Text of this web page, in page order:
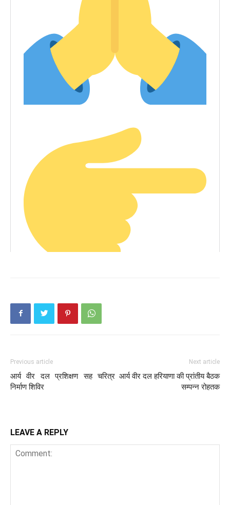
Previous article
आर्य वीर दल प्रशिक्षण सह चरित्र
निर्माण शिविर
Next article
आर्य वीर दल हरियाणा की प्रांतीय बैठक
सम्पन्न रोहतक
LEAVE A REPLY